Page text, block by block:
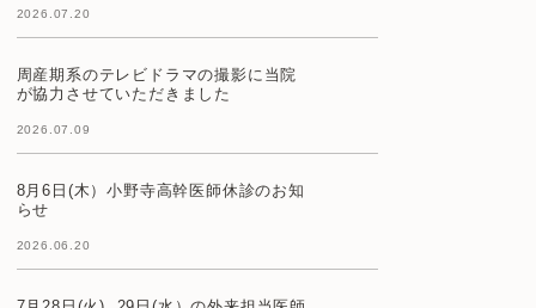
2026.07.20
周産期系のテレビドラマの撮影に当院
が協力させていただきました
2026.07.09
8月6日(木）小野寺高幹医師休診のお知
らせ
2026.06.20